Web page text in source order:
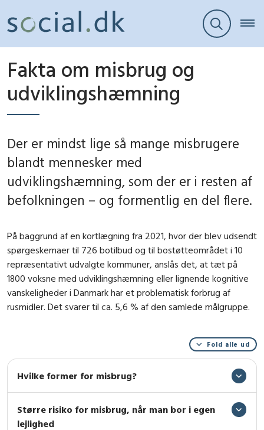
Fakta om misbrug og
udviklingshæmning
Der er mindst lige så mange misbrugere
blandt mennesker med
udviklingshæmning, som der er i resten af
befolkningen – og formentlig en del flere.
På baggrund af en kortlægning fra 2021, hvor der blev udsendt
spørgeskemaer til 726 botilbud og til bostøtteområdet i 10
repræsentativt udvalgte kommuner, anslås det, at tæt på
1800 voksne med udviklingshæmning eller lignende kognitive
vanskeligheder i Danmark har et problematisk forbrug af
rusmidler. Det svarer til ca. 5,6 % af den samlede målgruppe.
Fold alle ud
Hvilke former for misbrug?
Større risiko for misbrug, når man bor i egen
lejlighed